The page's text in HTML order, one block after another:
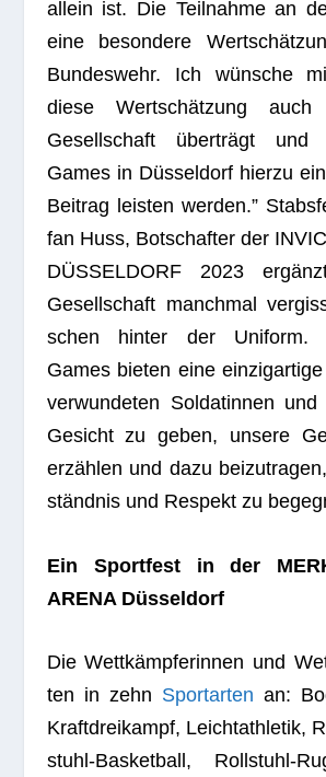
allein ist. Die Teil­nahme an
eine beson­dere
Bun­des­wehr. Ich wün­sche
diese Wert­schät­zung
Gesell­schaft über­trägt
Games in Düs­sel­dorf hierzu
Bei­trag leis­ten wer­den.”
fan Huss, Bot­schaf­ter der
DÜSSELDORF 2023
Gesell­schaft manch­mal
schen hin­ter der Uni­form.
Games bie­ten eine
ver­wun­de­ten Sol­da­tin­nen
Gesicht zu geben, unsere
erzäh­len und dazu
ständ­nis und Respekt zu
Ein Sport­fest in der
ARENA Düsseldorf
Die Wett­kämp­fe­rin­nen und
ten in zehn Sport­ar­ten an:
Kraft­drei­kampf, Leicht­ath­le­tik,
stuhl-Bas­ket­ball, Roll­stuhl-